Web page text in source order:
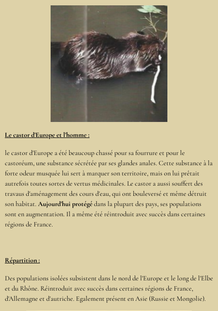
Le castor d'Europe et l'homme :
le castor d'Europe a été beaucoup chassé pour sa fourrure et pour le
castoréum, une substance sécrétée par ses glandes anales. Cette substance à la
forte odeur musquée lui sert à marquer son territoire, mais on lui prêtait
autrefois toutes sortes de vertus médicinales. Le castor a aussi souffert des
travaus d'aménagement des cours d'eau, qui ont bouleversé et même détruit
son habitat. Aujourd'hui protégédans la plupart des pays, ses populations
sont en augmentation. Il a même été réintroduit avec succès dans certaines
régions de France.
Répartition :
Des populations isolées subsistent dans le nord de l'Europe et le long de l'Elbe
et du Rhône. Réintroduit avec succès dans certaines régions de France,
d'Allemagne et d'autriche. Egalement présent en Asie (Russie et Mongolie).